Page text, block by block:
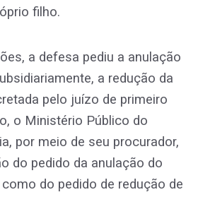
filho.
a defesa pediu a anulação
a redução da
pelo juízo de primeiro
o Ministério Público do
por meio de seu procurador,
do pedido da anulação do
do pedido de redução de